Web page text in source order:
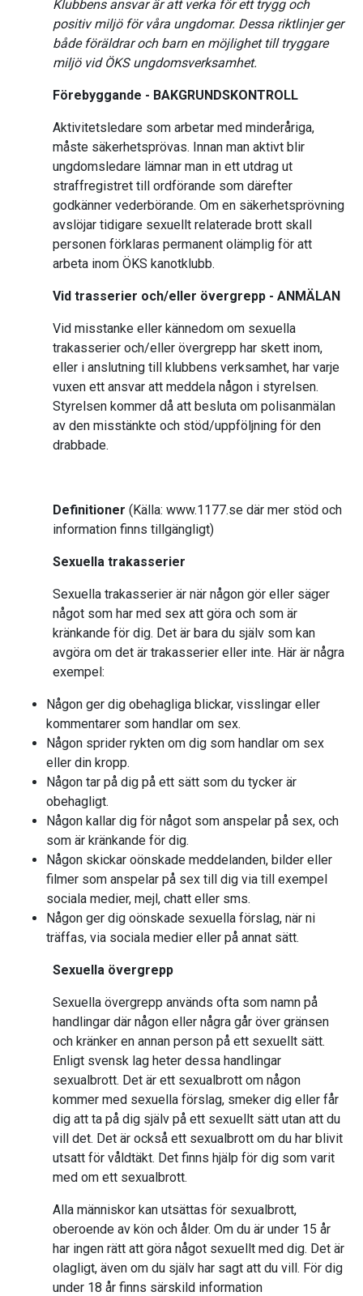
Klubbens ansvar är att verka för ett trygg och
positiv miljö för våra ungdomar. Dessa riktlinjer ger
både föräldrar och barn en möjlighet till tryggare
miljö vid ÖKS ungdomsverksamhet.
Förebyggande - BAKGRUNDSKONTROLL
Aktivitetsledare som arbetar med minderåriga,
måste säkerhetsprövas. Innan man aktivt blir
ungdomsledare lämnar man in ett utdrag ut
straffregistret till ordförande som därefter
godkänner vederbörande. Om en säkerhetsprövning
avslöjar tidigare sexuellt relaterade brott skall
personen förklaras permanent olämplig för att
arbeta inom ÖKS kanotklubb.
Vid trasserier och/eller övergrepp - ANMÄLAN
Vid misstanke eller kännedom om sexuella
trakasserier och/eller övergrepp har skett inom,
eller i anslutning till klubbens verksamhet, har varje
vuxen ett ansvar att meddela någon i styrelsen.
Styrelsen kommer då att besluta om polisanmälan
av den misstänkte och stöd/uppföljning för den
drabbade.
Definitioner (Källa: www.1177.se där mer stöd och
information finns tillgängligt)
Sexuella trakasserier
Sexuella trakasserier är när någon gör eller säger
något som har med sex att göra och som är
kränkande för dig. Det är bara du själv som kan
avgöra om det är trakasserier eller inte. Här är några
exempel:
Någon ger dig obehagliga blickar, visslingar eller
kommentarer som handlar om sex.
Någon sprider rykten om dig som handlar om sex
eller din kropp.
Någon tar på dig på ett sätt som du tycker är
obehagligt.
Någon kallar dig för något som anspelar på sex, och
som är kränkande för dig.
Någon skickar oönskade meddelanden, bilder eller
filmer som anspelar på sex till dig via till exempel
sociala medier, mejl, chatt eller sms.
Någon ger dig oönskade sexuella förslag, när ni
träffas, via sociala medier eller på annat sätt.
Sexuella övergrepp
Sexuella övergrepp används ofta som namn på
handlingar där någon eller några går över gränsen
och kränker en annan person på ett sexuellt sätt.
Enligt svensk lag heter dessa handlingar
sexualbrott. Det är ett sexualbrott om någon
kommer med sexuella förslag, smeker dig eller får
dig att ta på dig själv på ett sexuellt sätt utan att du
vill det. Det är också ett sexualbrott om du har blivit
utsatt för våldtäkt. Det finns hjälp för dig som varit
med om ett sexualbrott.
Alla människor kan utsättas för sexualbrott,
oberoende av kön och ålder. Om du är under 15 år
har ingen rätt att göra något sexuellt med dig. Det är
olagligt, även om du själv har sagt att du vill. För dig
under 18 år finns särskild information